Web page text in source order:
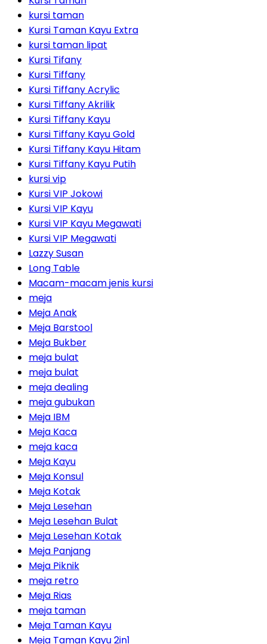
kursi taman
Kursi Taman Kayu Extra
kursi taman lipat
Kursi Tifany
Kursi Tiffany
Kursi Tiffany Acrylic
Kursi Tiffany Akrilik
Kursi Tiffany Kayu
Kursi Tiffany Kayu Gold
Kursi Tiffany Kayu Hitam
Kursi Tiffany Kayu Putih
kursi vip
Kursi VIP Jokowi
Kursi VIP Kayu
Kursi VIP Kayu Megawati
Kursi VIP Megawati
Lazzy Susan
Long Table
Macam-macam jenis kursi
meja
Meja Anak
Meja Barstool
Meja Bukber
meja bulat
meja bulat
meja dealing
meja gubukan
Meja IBM
Meja Kaca
meja kaca
Meja Kayu
Meja Konsul
Meja Kotak
Meja Lesehan
Meja Lesehan Bulat
Meja Lesehan Kotak
Meja Panjang
Meja Piknik
meja retro
Meja Rias
meja taman
Meja Taman Kayu
Meja Taman Kayu 2in1